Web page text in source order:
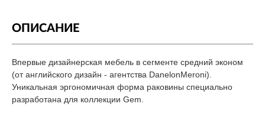
ОПИСАНИЕ
Впервые дизайнерская мебель в сегменте средний эконом
(от английского дизайн - агентства DanelonMeroni).
Уникальная эргономичная форма раковины специально
разработана для коллекции Gem.